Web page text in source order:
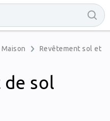
Maison Revêtement sol et
sol